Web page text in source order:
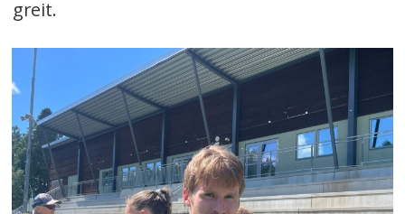
greit.